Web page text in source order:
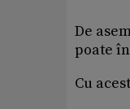
De
poate
Cu